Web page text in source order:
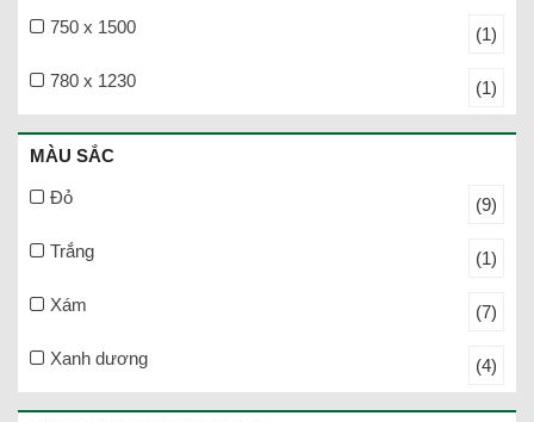
750 x 1500 (1)
780 x 1230 (1)
MÀU SẮC
Đỏ (9)
Trắng (1)
Xám (7)
Xanh dương (4)